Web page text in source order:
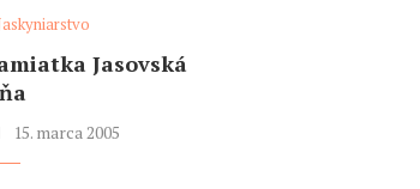
Jasovská
15. marca 2005